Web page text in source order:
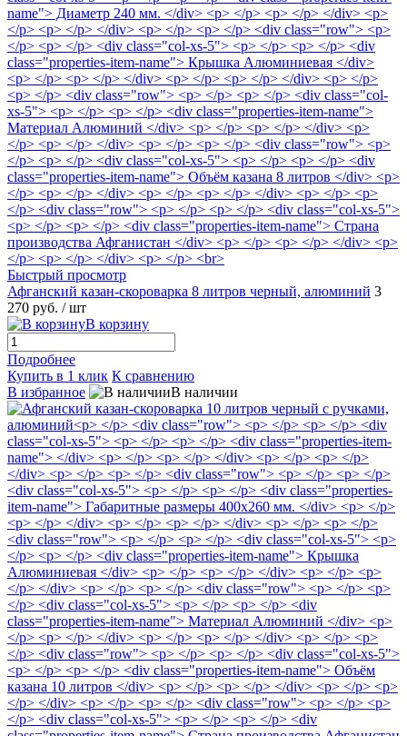
Быстрый просмотр
Афганский казан-скороварка 8 литров черный, алюминий 3
270 руб. / шт
В корзину
Подробнее
Купить в 1 клик К сравнению
В избранное
В наличии